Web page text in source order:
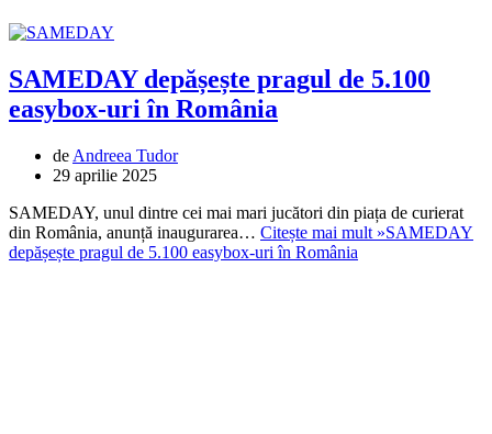
SAMEDAY depășește pragul de 5.100
easybox-uri în România
de Andreea Tudor
29 aprilie 2025
SAMEDAY, unul dintre cei mai mari jucători din piața de curierat
din România, anunță inaugurarea… Citește mai mult »SAMEDAY
depășește pragul de 5.100 easybox-uri în România